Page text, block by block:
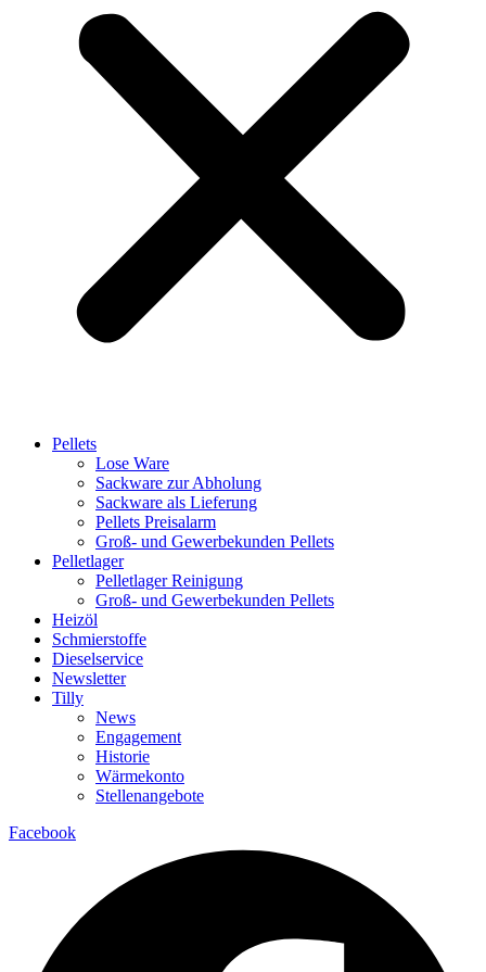
Pellets
Lose Ware
Sackware zur Abholung
Sackware als Lieferung
Pellets Preisalarm
Groß- und Gewerbekunden Pellets
Pelletlager
Pelletlager Reinigung
Groß- und Gewerbekunden Pellets
Heizöl
Schmierstoffe
Dieselservice
Newsletter
Tilly
News
Engagement
Historie
Wärmekonto
Stellenangebote
Facebook